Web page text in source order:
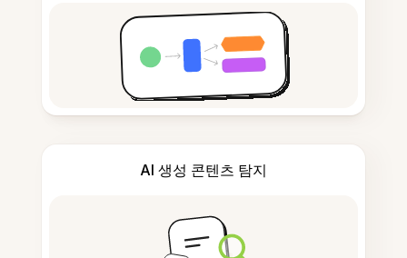
AI 생성 콘텐츠 탐지